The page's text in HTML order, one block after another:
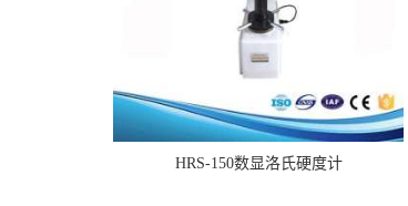
HRS-150数显洛氏硬度计